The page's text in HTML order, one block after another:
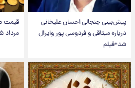
پیش‌بینی جنجالی احسان علیخانی
درباره میثاقی و فردوسی پور وایرال
شد+فیلم
مرداد ۱۴۰۵